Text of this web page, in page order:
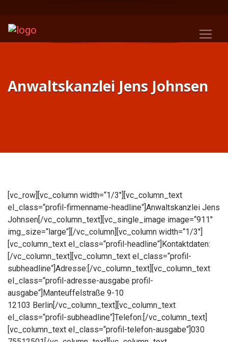
Anwaltskanzlei Jens Johnsen
[vc_row][vc_column width=“1/3″][vc_column_text
el_class=“profil-firmenname-headline“]Anwaltskanzlei Jens
Johnsen[/vc_column_text][vc_single_image image=“911″
img_size=“large“][/vc_column][vc_column width=“1/3″]
[vc_column_text el_class=“profil-headline“]Kontaktdaten:
[/vc_column_text][vc_column_text el_class=“profil-
subheadline“]Adresse:[/vc_column_text][vc_column_text
el_class=“profil-adresse-ausgabe profil-
ausgabe“]Manteuffelstraße 9-10
12103 Berlin[/vc_column_text][vc_column_text
el_class=“profil-subheadline“]Telefon:[/vc_column_text]
[vc_column_text el_class=“profil-telefon-ausgabe“]030